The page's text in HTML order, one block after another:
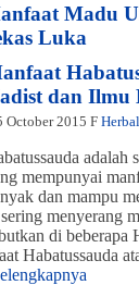
Madu
Luka
dan Ilmu
October 2015F Herbal
adalah
mempunyai
dan mampu
menyerang
di
Habatussauda